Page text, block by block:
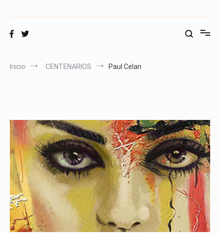
Inicio · CENTENARIOS Paul Celan